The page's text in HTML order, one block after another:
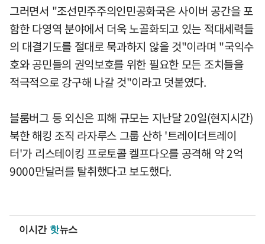
그러면서 "조선민주주의인민공화국은 사이버 공간을 포
함한 다영역 분야에서 더욱 노골화되고 있는 적대세력들
의 대결기도를 절대로 묵과하지 않을 것"이라며 "국익수
호와 공민들의 권익보호를 위한 필요한 모든 조치들을
적극적으로 강구해 나갈 것"이라고 덧붙였다.
블룸버그 등 외신은 피해 규모는 지난달 20일(현지시간)
북한 해킹 조직 라자루스 그룹 산하 '트레이더트레이
터'가 리스테이킹 프로토콜 켈프다오를 공격해 약 2억
9000만달러를 탈취했다고 보도했다.
이시간 핫뉴스